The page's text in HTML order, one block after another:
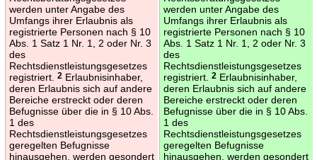
werden unter Angabe des
Umfangs ihrer Erlaubnis als
registrierte Personen nach § 10
Abs. 1 Satz 1 Nr. 1, 2 oder Nr. 3
des
Rechtsdienstleistungsgesetzes
registriert.
2Erlaubnisinhaber,
deren Erlaubnis sich auf andere
Bereiche erstreckt oder deren
Befugnisse über die in § 10 Abs.
1 des
Rechtsdienstleistungsgesetzes
geregelten Befugnisse
hinausgehen, werden gesondert
werden unter Angabe des
Umfangs ihrer Erlaubnis als
registrierte Personen nach § 10
Abs. 1 Satz 1 Nr. 1, 2 oder Nr. 3
des
Rechtsdienstleistungsgesetzes
registriert.
2Erlaubnisinhaber,
deren Erlaubnis sich auf andere
Bereiche erstreckt oder deren
Befugnisse über die in § 10 Abs.
1 des
Rechtsdienstleistungsgesetzes
geregelten Befugnisse
hinausgehen, werden gesondert